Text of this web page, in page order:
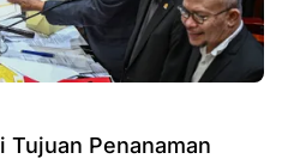
Tujuan Penanaman